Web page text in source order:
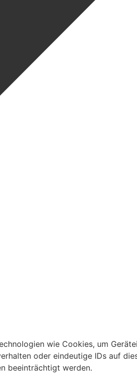
wie Cookies, um
oder eindeutige IDs auf
beeinträchtigt werden.